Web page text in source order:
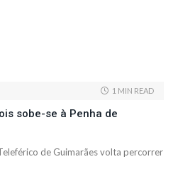
1 MIN READ
sobe-se à Penha de
de Guimarães volta percorrer